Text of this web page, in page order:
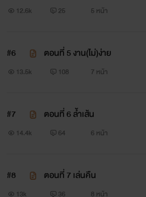
12.6k 25 5 หน้า
#6 ตอนที่ 5 งาน(ไม่)ง่าย
13.5k 108 7 หน้า
#7 ตอนที่ 6 ล้ำเส้น
14.4k 64 6 หน้า
#8 ตอนที่ 7 เล่นคืน
13k 36 8 หน้า